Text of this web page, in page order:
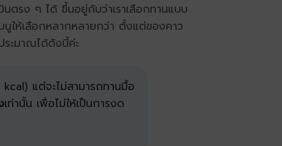
ตรง ๆ ได้ ขึ้นอยู่กับว่าเราเลือกทานแบบ
นูให้เลือกหลากหลายกว่า ตั้งแต่ของคาว
ระมาณได้ดังนี้ค่ะ
แต่จะไม่สามารถทานมื้อ
เท่านั้น เพื่อไม่ให้เป็นการงด